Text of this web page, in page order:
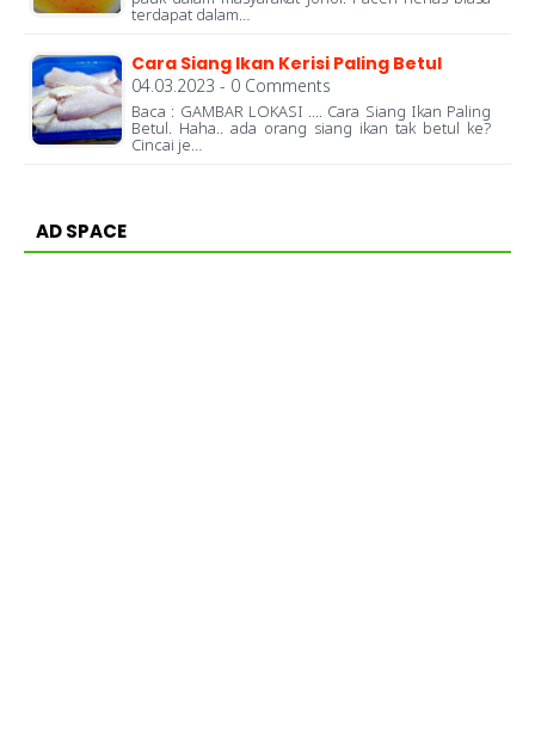
terdapat dalam…
Cara Siang Ikan Kerisi Paling Betul
04.03.2023 - 0 Comments
Baca : GAMBAR LOKASI .... Cara Siang Ikan Paling
Betul. Haha.. ada orang siang ikan tak betul ke?
Cincai je…
AD SPACE